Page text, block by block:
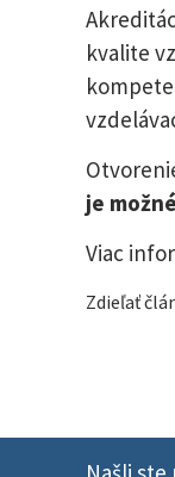
kvalite
je
Viac
Zdieľať